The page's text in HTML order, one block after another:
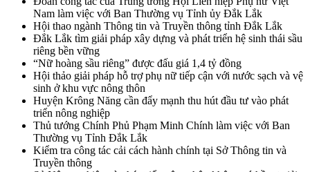
Nam làm việc với Ban Thường vụ Tỉnh ủy Đắk Lắk
Hội thao ngành Thông tin và Truyền thông tỉnh Đắk Lắk
Đắk Lắk tìm giải pháp xây dựng và phát triển hệ sinh thái sầu
riêng bền vững
“Nữ hoàng sầu riêng” được đấu giá 1,4 tỷ đồng
Hội thảo giải pháp hỗ trợ phụ nữ tiếp cận với nước sạch và vệ
sinh ở khu vực nông thôn
Huyện Krông Năng cần đẩy mạnh thu hút đầu tư vào phát
triển nông nghiệp
Thủ tướng Chính Phủ Phạm Minh Chính làm việc với Ban
Thường vụ Tỉnh Đắk Lắk
Kiểm tra công tác cải cách hành chính tại Sở Thông tin và
Truyền thông